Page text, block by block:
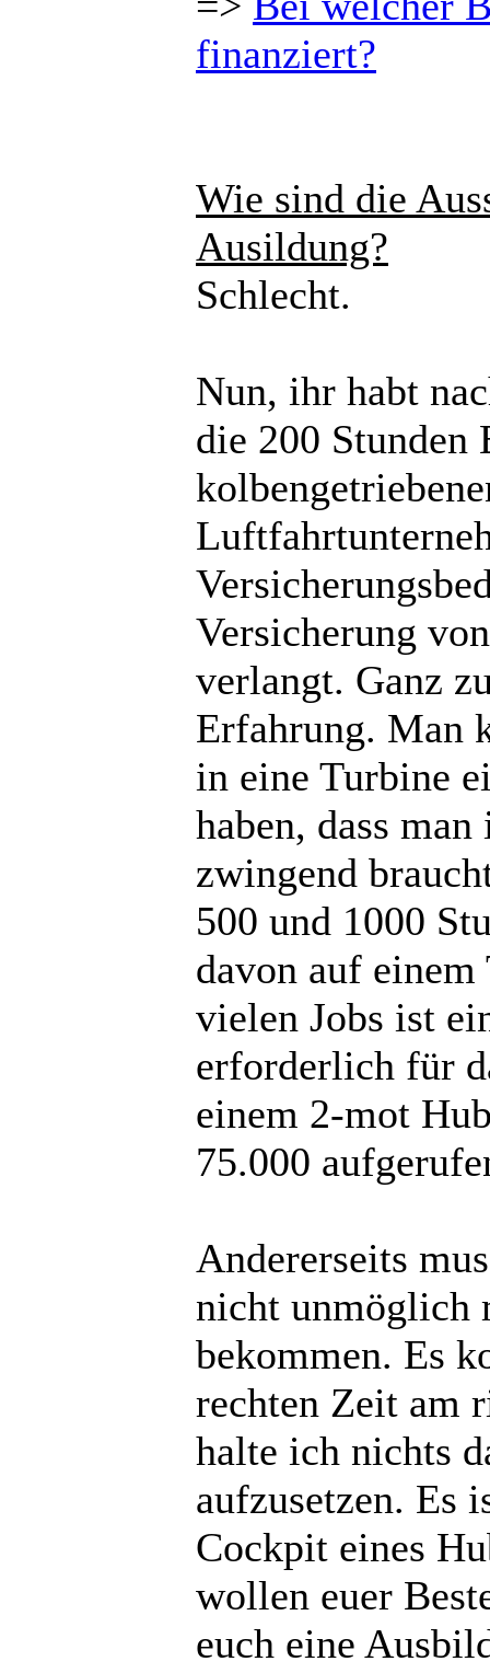
finanziert?
Wie sind die
Ausildung?
Schlecht.
Nun, ihr habt
die 200 Stunden
Versicherung
verlangt. Ganz
Erfahrung. Man
in eine Turbine
haben, dass
zwingend
500 und 1000
davon auf
vielen Jobs ist
erforderlich für
einem 2-mot
75.000
Andererseits
nicht unmöglich
bekommen. Es
rechten Zeit am
halte ich nichts
aufzusetzen. Es
Cockpit eines
wollen euer
euch eine